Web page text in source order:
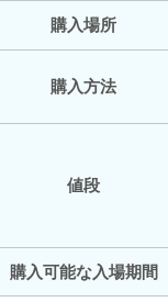
購入場所
購入方法
値段
購入可能な入場期間